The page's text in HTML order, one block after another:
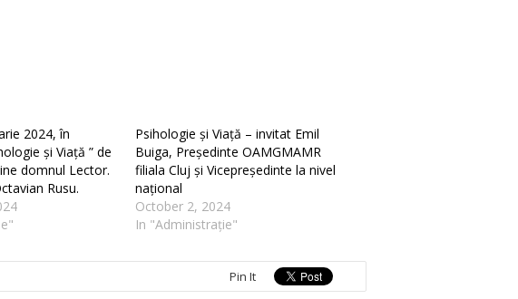
2024, în
și Viață ” de
domnul Lector.
Rusu.
Psihologie și Viață – invitat Emil
Buiga, Președinte OAMGMAMR
filiala Cluj și Vicepreședinte la nivel
național
October 2, 2024
In "Administrație"
Pin It